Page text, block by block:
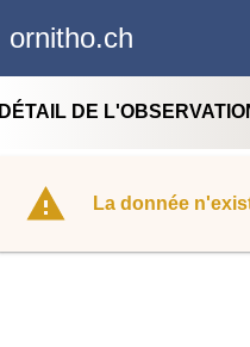
ornitho.ch
DÉTAIL DE
La donnée